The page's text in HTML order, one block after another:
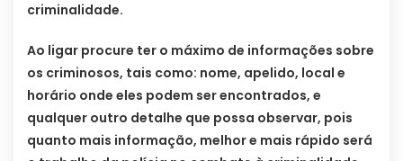
criminalidade.
Ao ligar procure ter o máximo de informações sobre
os criminosos, tais como: nome, apelido, local e
horário onde eles podem ser encontrados, e
qualquer outro detalhe que possa observar, pois
quanto mais informação, melhor e mais rápido será